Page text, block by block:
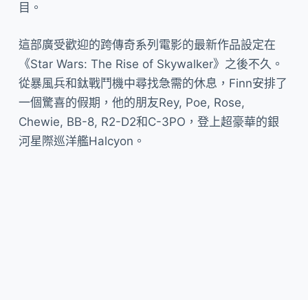
目。
這部廣受歡迎的跨傳奇系列電影的最新作品設定在
《Star Wars: The Rise of Skywalker》之後不久。
從暴風兵和鈦戰鬥機中尋找急需的休息，Finn安排了
一個驚喜的假期，他的朋友Rey, Poe, Rose,
Chewie, BB-8, R2-D2和C-3PO，登上超豪華的銀
河星際巡洋艦Halcyon。